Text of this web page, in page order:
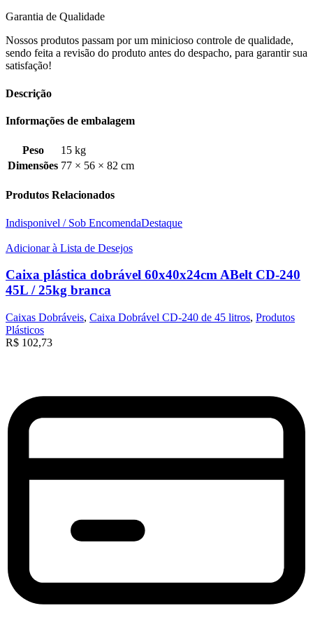
Garantia de Qualidade
Nossos produtos passam por um minicioso controle de qualidade,
sendo feita a revisão do produto antes do despacho, para garantir sua
satisfação!
Descrição
Informações de embalagem
Peso
15 kg
Dimensões 77 × 56 × 82 cm
Produtos Relacionados
Indisponivel / Sob EncomendaDestaque
Adicionar à Lista de Desejos
Caixa plástica dobrável 60x40x24cm ABelt CD-240
45L / 25kg branca
Caixas Dobráveis, Caixa Dobrável CD-240 de 45 litros, Produtos
Plásticos
R$ 102,73